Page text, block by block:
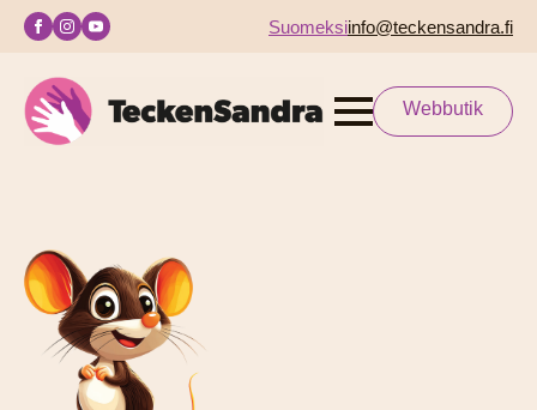
Suomeksiinfo@teckensandra.fi
Webbutik